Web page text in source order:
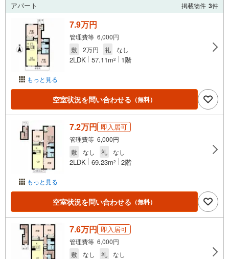
アパート 掲載物件 3件
もっと見る
7.9万円
管理費等 6,000円
敷
2万円 礼 なし
2LDK 57.11m2 1階
空室状況を問い合わせる （無料）
もっと見る
7.2万円 即入居可
管理費等 6,000円
敷
なし 礼 なし
2LDK 69.23m2 2階
空室状況を問い合わせる （無料）
7.6万円 即入居可
管理費等 6,000円
敷
なし 礼 なし